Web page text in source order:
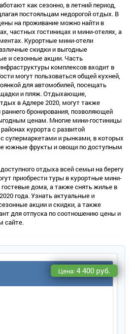
как сезонно, в летний период,
постояльцам недорогой отдых. В
на проживание можно найти
частных гостиницах и мини-отелях, а
Курортные мини-отели
скидки и выгодные
и сезонные акции. Часть
комплексов входит
могут пользоваться общей кухней,
для автомобилей, посещать
и пляж. Отдыхающие,
в Адлере 2020, могут также
бронирования, позволяющей
ценам. Многие мини-гостиницы
курорта с развитой
супермаркетами и рынками, в которых
южные фрукты и овощи по доступным
отдыха всей семьи на берегу
приобрести туры в курортные мини-
дома, а также снять жилье
года. Узнать актуальные и
акции и скидки, а также
для отпуска по соотношению цены и
сайте.
Цена:4 400 руб.